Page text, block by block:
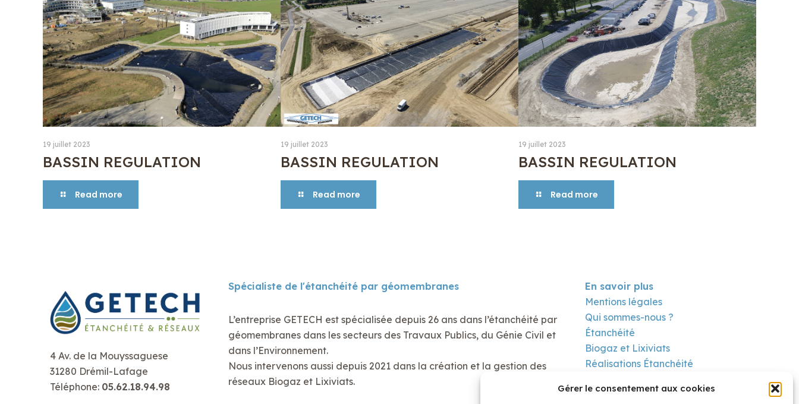
Gérer le consentement aux cookies
19 juillet 2023
BASSIN REGULATION
Read more
19 juillet 2023
BASSIN REGULATION
Read more
19 juillet 2023
BASSIN REGULATION
Read more
4 Av. de la Mouyssaguese
31280 Drémil-Lafage
Téléphone: 05.62.18.94.98
Spécialiste de l'étanchéité par géomembranes
L’entreprise GETECH est spécialisée depuis 26 ans dans l’étanchéité par
géomembranes dans les secteurs des Travaux Publics, du Génie Civil et
dans l’Environnement.
Nous intervenons aussi depuis 2021 dans la création et la gestion des
réseaux Biogaz et Lixiviats.
En savoir plus
Mentions légales
Qui sommes-nous ?
Étanchéité
Biogaz et Lixiviats
Réalisations Étanchéité
Contact